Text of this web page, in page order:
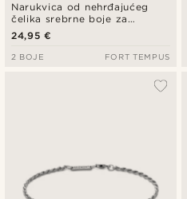
Narukvica od nehrđajućeg
čelika srebrne boje za
identifikaciju, 7 mm
24,95 €
2 BOJE FORT TEMPUS